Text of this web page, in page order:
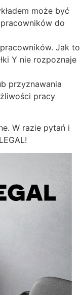
może być
do
Jak to
Y nie rozpoznaje
przyznawania
pracy
W razie pytań i